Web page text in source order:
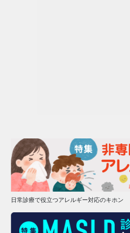
日常診療で役立つアレルギー対応のキホン